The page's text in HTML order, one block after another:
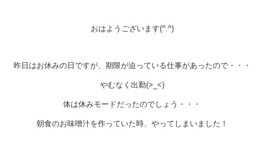
おはようございます(^.^)
昨日はお休みの日ですが、期限が迫っている仕事があったので・・・
やむなく出勤(>_<)
体は休みモードだったのでしょう・・・
朝食のお味噌汁を作っていた時、やってしまいました！